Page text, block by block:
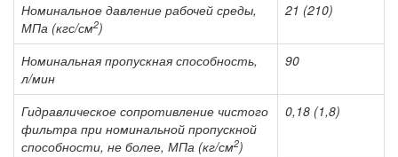
Номинальное давление рабочей среды,
МПа (кгс/см2)
21 (210)
Номинальная пропускная способность,
л/мин
90
Гидравлическое сопротивление чистого
фильтра при номинальной пропускной
способности, не более, МПа (кг/см2)
0,18 (1,8)